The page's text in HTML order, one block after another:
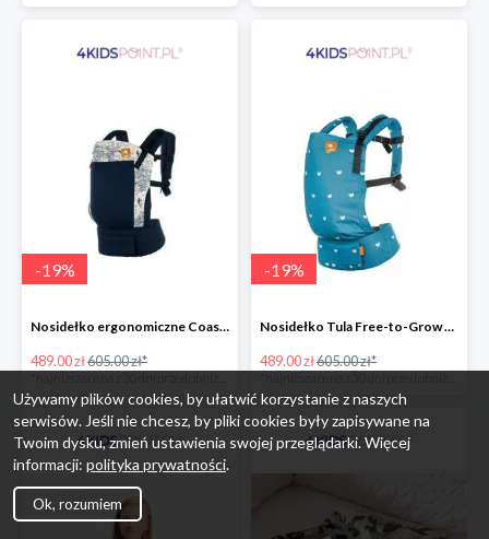
-19%
Nosidełko ergonomiczne Coast Navigator Tula
489.00 zł605.00 zł*
-19%
Nosidełko Tula Free-to-Grow Playdate Tula
489.00 zł605.00 zł*
Używamy plików cookies, by ułatwić korzystanie z naszych
serwisów. Jeśli nie chcesz, by pliki cookies były zapisywane na
Twoim dysku, zmień ustawienia swojej przeglądarki. Więcej
informacji: polityka prywatności.
Ok, rozumiem